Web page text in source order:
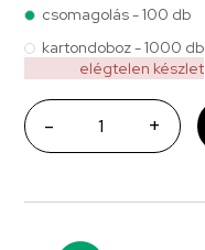
csomagolás - 100 db
kartondoboz - 1000 db
elégtelen készlet
- +